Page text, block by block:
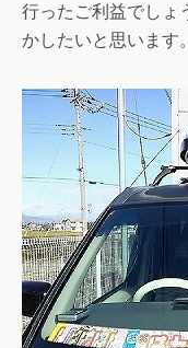
行ったご利益でしょ
かしたいと思います。